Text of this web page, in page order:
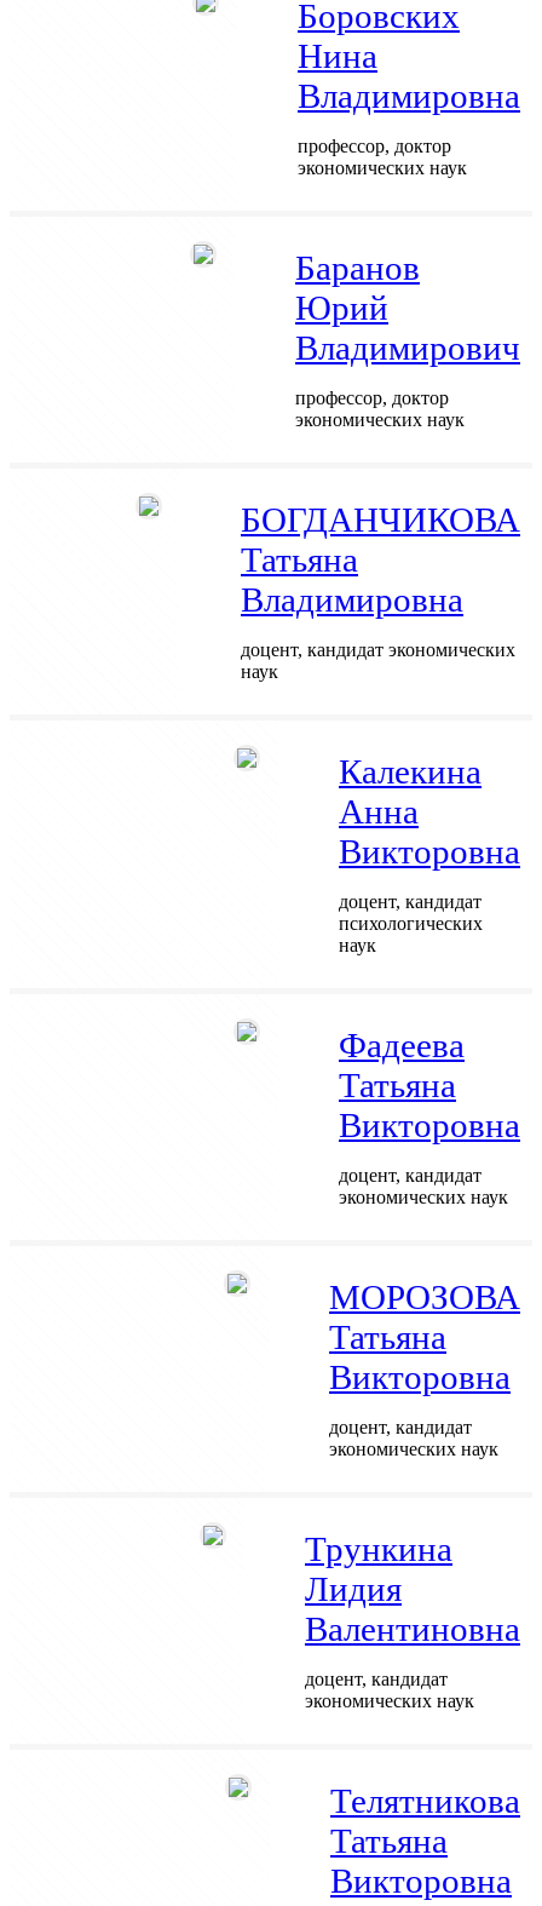
Боровских
Нина
Владимировна
профессор, доктор
экономических наук
Баранов
Юрий
Владимирович
профессор, доктор
экономических наук
БОГДАНЧИКОВА
Татьяна
Владимировна
доцент, кандидат экономических
наук
Калекина
Анна
Викторовна
доцент, кандидат
психологических
наук
Фадеева
Татьяна
Викторовна
доцент, кандидат
экономических наук
МОРОЗОВА
Татьяна
Викторовна
доцент, кандидат
экономических наук
Трункина
Лидия
Валентиновна
доцент, кандидат
экономических наук
Телятникова
Татьяна
Викторовна